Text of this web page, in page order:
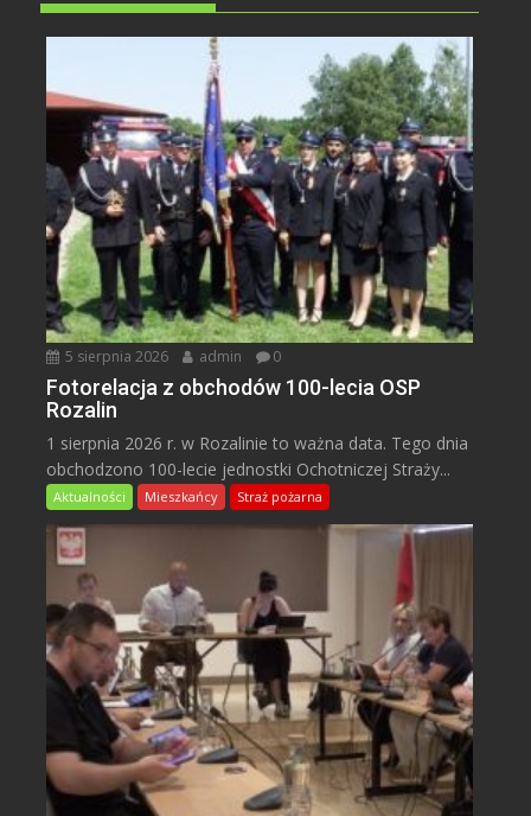
5 sierpnia 2026 admin 0
Fotorelacja z obchodów 100-lecia OSP
Rozalin
1 sierpnia 2026 r. w Rozalinie to ważna data. Tego dnia
obchodzono 100-lecie jednostki Ochotniczej Straży...
Aktualności Mieszkańcy Straż pożarna